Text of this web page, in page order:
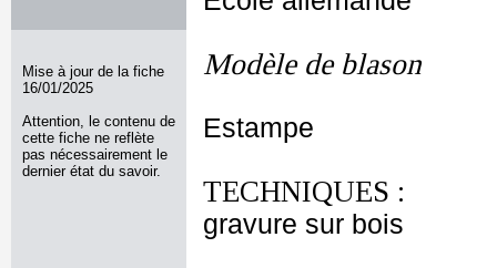
Mise à jour de la fiche
16/01/2025
Attention, le contenu de
cette fiche ne reflète
pas nécessairement le
dernier état du savoir.
Modèle de blason
Estampe
TECHNIQUES :
gravure sur bois